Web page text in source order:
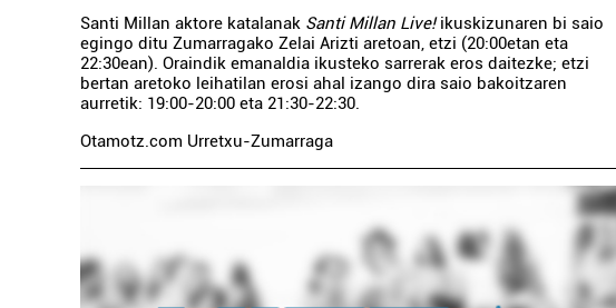
Santi Millan aktore katalanak Santi Millan Live!ikuskizunaren bi saio
egingo ditu Zumarragako Zelai Arizti aretoan, etzi (20:00etan eta
22:30ean). Oraindik emanaldia ikusteko sarrerak eros daitezke; etzi
bertan aretoko leihatilan erosi ahal izango dira saio bakoitzaren
aurretik: 19:00-20:00 eta 21:30-22:30.
Otamotz.com Urretxu-Zumarraga